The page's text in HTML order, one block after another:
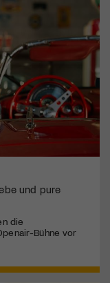
und pure
die
Bühne vor